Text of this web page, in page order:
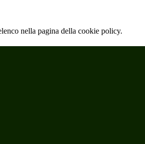
nella pagina della cookie policy.